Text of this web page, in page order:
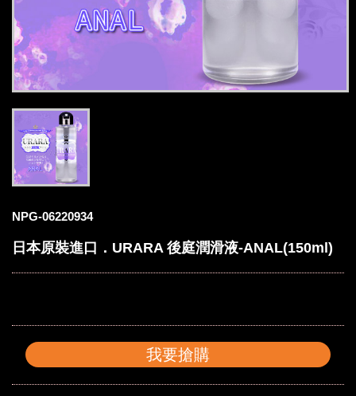
NPG-06220934
日本原裝進口．URARA 後庭潤滑液-ANAL(150ml)
我要搶購